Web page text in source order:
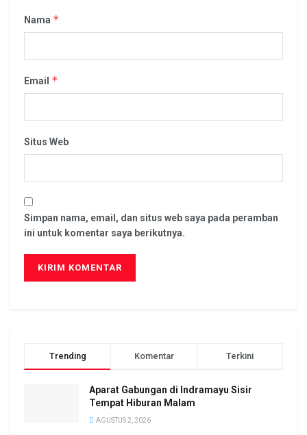
Nama *
Email *
Situs Web
Simpan nama, email, dan situs web saya pada peramban
ini untuk komentar saya berikutnya.
Trending Komentar Terkini
Aparat Gabungan di Indramayu Sisir
Tempat Hiburan Malam
AGUSTUS 2, 2026